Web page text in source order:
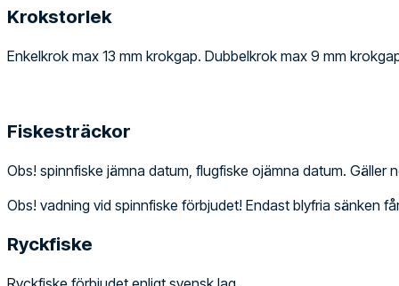
Krokstorlek
Enkelkrok max 13 mm krokgap. Dubbelkrok max 9 mm
Fiskesträckor
Obs! spinnfiske jämna datum, flugfiske ojämna datum.
Obs! vadning vid spinnfiske förbjudet! Endast blyfria sänken
Ryckfiske